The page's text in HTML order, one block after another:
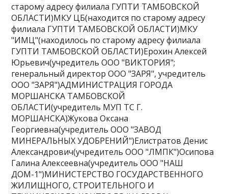
старому адресу филиала ГУПТИ ТАМБОВСКОЙ
ОБЛАСТИ)МКУ ЦБ(находится по старому адресу
филиала ГУПТИ ТАМБОВСКОЙ ОБЛАСТИ)МКУ
"ИМЦ"(находилось по старому адресу филиала
ГУПТИ ТАМБОВСКОЙ ОБЛАСТИ)Ерохин Алексей
Юрьевич(учредитель ООО "ВИКТОРИЯ";
генеральный директор ООО "ЗАРЯ", учредитель
ООО "ЗАРЯ")АДМИНИСТРАЦИЯ ГОРОДА
МОРШАНСКА ТАМБОВСКОЙ
ОБЛАСТИ(учредитель МУП ТС Г.
МОРШАНСКА)Жукова Оксана
Георгиевна(учредитель ООО "ЗАВОД
МИНЕРАЛЬНЫХ УДОБРЕНИЙ")Елистратов Денис
Александрович(учредитель ООО "ЛМПК")Осипова
Галина Алексеевна(учредитель ООО "НАШ
ДОМ-1")МИНИСТЕРСТВО ГОСУДАРСТВЕННОГО
ЖИЛИЩНОГО, СТРОИТЕЛЬНОГО И